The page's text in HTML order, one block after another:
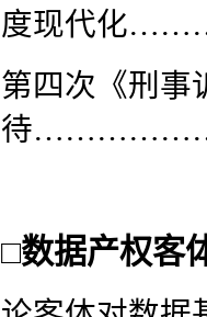
度现代化
第四次《刑事
待
□数据产权客